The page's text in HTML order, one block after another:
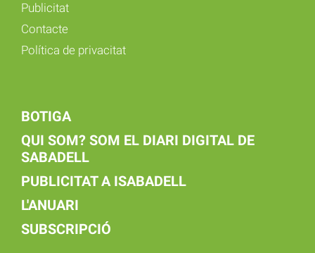
Publicitat
Contacte
Política de privacitat
BOTIGA
QUI SOM? SOM EL DIARI DIGITAL DE
SABADELL
PUBLICITAT A ISABADELL
L'ANUARI
SUBSCRIPCIÓ